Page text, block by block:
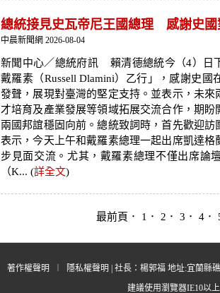
總統接見史瓦帝尼王國總理 感謝史
中晨新聞網 2026-08-04
新聞中心／總統府訊 賴清德總統今（4）日
戴羅素（Russell Dlamini）乙行」，感謝史國
發聲，展現對臺灣的堅定支持。並表示，未來
才培育及產業發展等領域拓展交流合作，期
兩國邦誼穩固向前。總統致詞時，首先歡迎訪
表示，今天上午和戴羅素總理一起出席凱達
步見面交流。尤其，戴羅素總理不僅出席論
（K... (詳全文)
最前頁 ． 1． 2 ． 3 ． 4 ．
著作權聲明 隱私權聲明 | 社長：楊郭福 地址:宜蘭縣
建議使用瀏覽器IE10以